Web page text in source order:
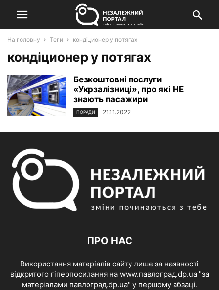
На головну Теги кондіционер у потягах
кондіционер у потягах
Безкоштовні послуги
«Укрзалізниці», про які НЕ
знають пасажири
ПОРАДИ 21.11.2022
ПРО НАС
Використання матеріалів сайту лише за наявності
відкритого гіперпосилання на www.павлоград.dp.ua "за
матеріалами павлоград.dp.ua" у першому абзаці.